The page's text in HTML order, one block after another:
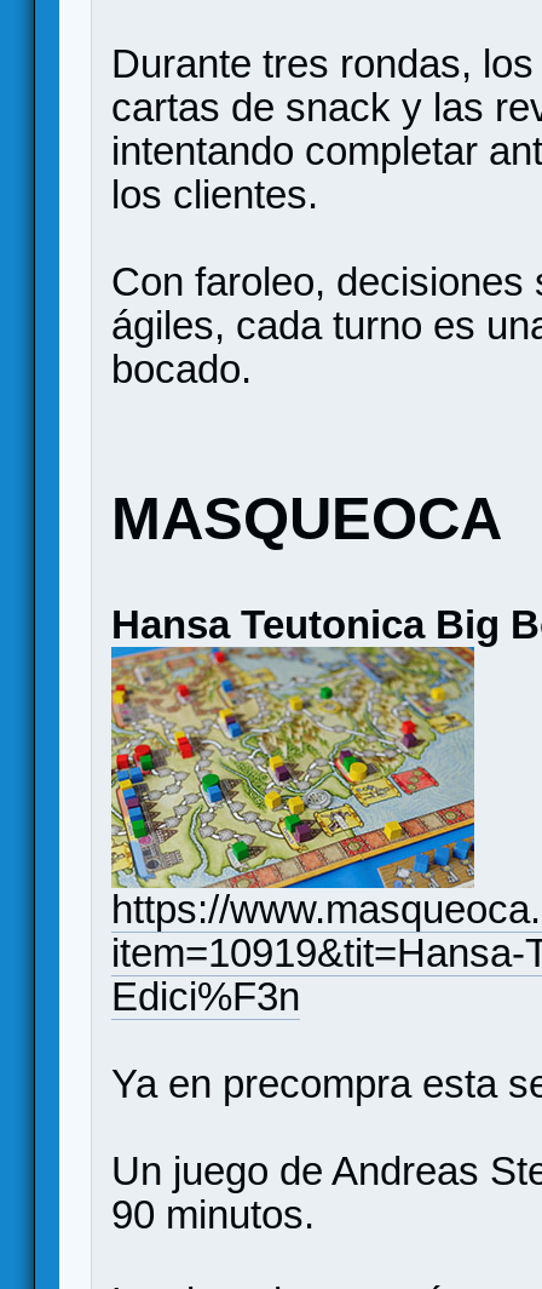
Durante tres rondas,
cartas de snack y las
intentando completar
los clientes.
Con faroleo,
ágiles, cada turno es
bocado.
MASQUEOCA
Hansa Teutonica Big
https://
Edici%F3n
Ya en precompra esta
Un juego de Andreas
90 minutos.